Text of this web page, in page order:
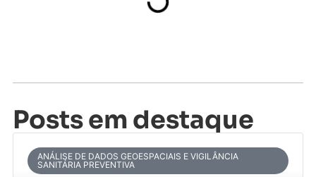
Posts em destaque
ANÁLISE DE DADOS GEOESPACIAIS E VIGILÂNCIA
SANITÁRIA PREVENTIVA